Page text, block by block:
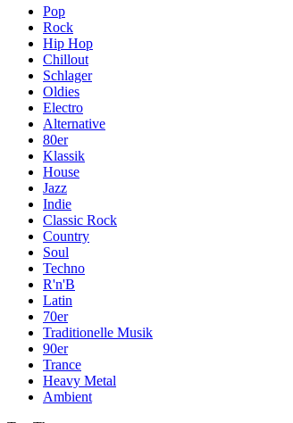
Pop
Rock
Hip Hop
Chillout
Schlager
Oldies
Electro
Alternative
80er
Klassik
House
Jazz
Indie
Classic Rock
Country
Soul
Techno
R'n'B
Latin
70er
Traditionelle Musik
90er
Trance
Heavy Metal
Ambient